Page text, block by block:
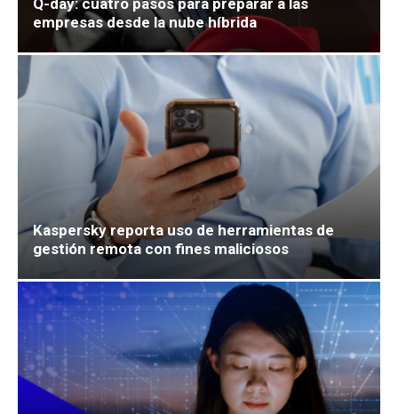
empresas desde la nube híbrida
Kaspersky reporta uso de herramientas de
gestión remota con fines maliciosos